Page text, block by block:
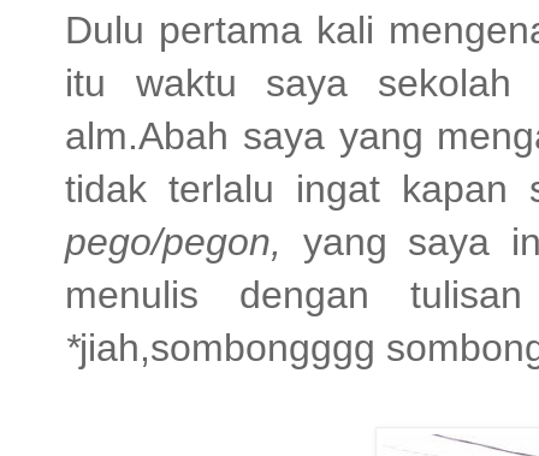
Dulu pertama kali
itu waktu saya sekolah
alm.Abah saya yang
tidak terlalu ingat kapan
pego/pegon, yang saya
menulis dengan
*jiah,sombongggg